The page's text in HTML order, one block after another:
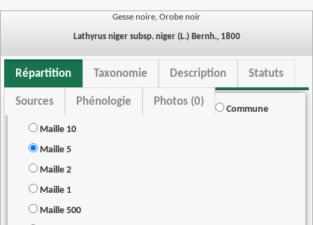
Gesse noire, Orobe noir
Lathyrus niger subsp. niger (L.) Bernh., 1800
Répartition Taxonomie Description Statuts
Sources Phénologie Photos (0)
Commune
Maille 10
Maille 5
Maille 2
Maille 1
Maille 500